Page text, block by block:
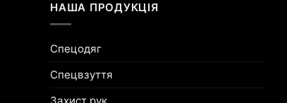
НАША ПРОДУКЦІЯ
Спецодяг
Спецвзуття
Захист рук